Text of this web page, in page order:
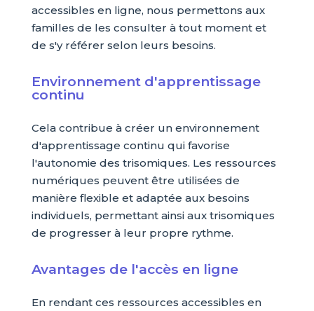
accessibles en ligne, nous permettons aux
familles de les consulter à tout moment et
de s'y référer selon leurs besoins.
Environnement d'apprentissage
continu
Cela contribue à créer un environnement
d'apprentissage continu qui favorise
l'autonomie des trisomiques. Les ressources
numériques peuvent être utilisées de
manière flexible et adaptée aux besoins
individuels, permettant ainsi aux trisomiques
de progresser à leur propre rythme.
Avantages de l'accès en ligne
En rendant ces ressources accessibles en